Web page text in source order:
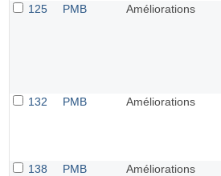
125
PMB Améliorations
132
PMB Améliorations
138
PMB Améliorations